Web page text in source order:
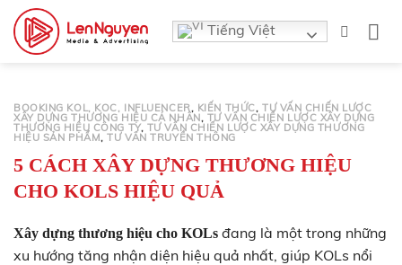
qua
Tiếng Việt
BOOKING KOL, KOC, INFLUENCER, KIẾN THỨC, TƯ VẤN CHIẾN LƯỢC
XÂY DỰNG THƯƠNG HIỆU CÁ NHÂN, TƯ VẤN CHIẾN LƯỢC XÂY DỰNG
THƯƠNG HIỆU CÔNG TY, TƯ VẤN CHIẾN LƯỢC XÂY DỰNG THƯƠNG
HIỆU SẢN PHẨM,TƯ VẤN TRUYỀN THÔNG
5 CÁCH XÂY DỰNG THƯƠNG HIỆU
CHO KOLS HIỆU QUẢ
Xây dựng thương hiệu cho KOLs đang là một trong những
xu hướng tăng nhận diện hiệu quả nhất, giúp KOLs nổi